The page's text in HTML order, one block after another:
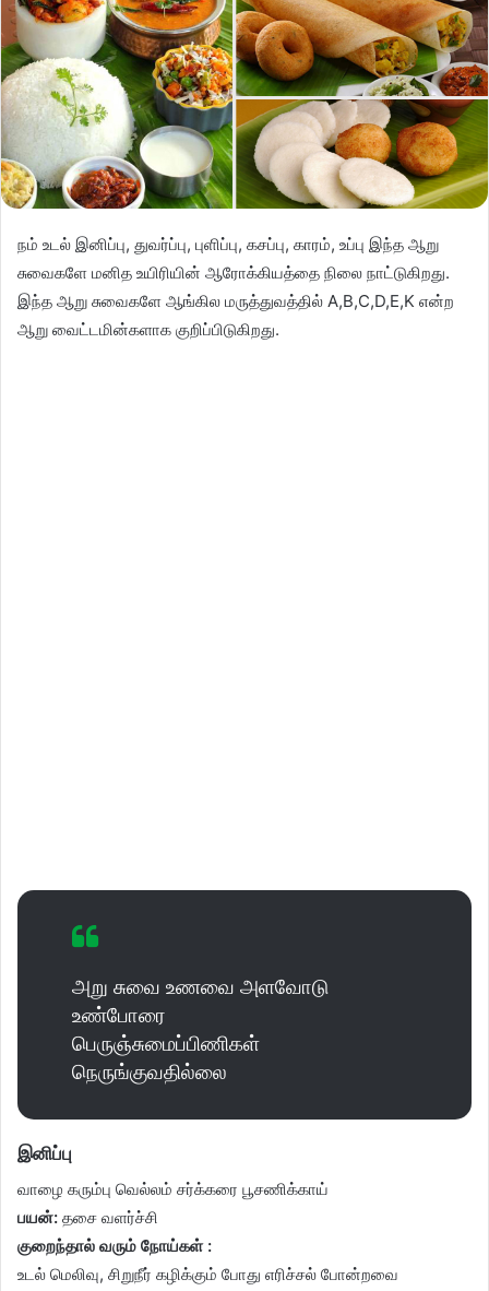
நம் உடல் இனிப்பு, துவர்ப்பு, புளிப்பு, கசப்பு, காரம், உப்பு இந்த ஆறு
சுவைகளே மனித உயிரியின் ஆரோக்கியத்தை நிலை நாட்டுகிறது.
இந்த ஆறு சுவைகளே ஆங்கில மருத்துவத்தில் A,B,C,D,E,K என்ற
ஆறு வைட்டமின்களாக குறிப்பிடுகிறது.
அறு சுவை உணவை அளவோடு
உண்போரை
பெருஞ்சுமைப்பிணிகள்
நெருங்குவதில்லை
இனிப்பு
வாழை கரும்பு வெல்லம் சர்க்கரை பூசணிக்காய்
பயன்: தசை வளர்ச்சி
குறைந்தால் வரும் நோய்கள் :
உடல் மெலிவு, சிறுநீர் கழிக்கும் போது எரிச்சல் போன்றவை